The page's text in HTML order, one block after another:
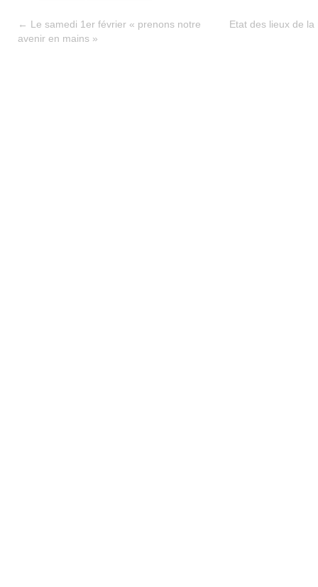
← Le samedi 1er février « prenons notre
avenir en mains »
Etat des lieux de